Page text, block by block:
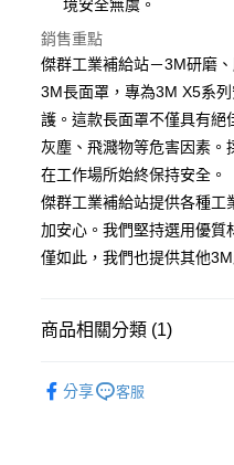
每筆NT$60
新竹物流(大件商品、貨量
每筆NT$200，滿
境安全無虞。
銷售重點
傑群工業補給站－3M研磨
3M長面罩，專為3M X5系
護。這款長面罩不僅具有絕
灰塵、飛濺物等危害因素。
在工作場所始終保持安全。
傑群工業補給站提供各種工
加安心。我們堅持選用優質
僅如此，我們也提供其他
商品相關分類 (1)
分享
客服